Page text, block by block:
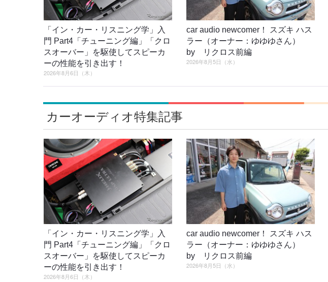
「イン・カー・リスニング学」入
門 Part4「チューニング編」「クロ
スオーバー」を駆使してスピーカ
ーの性能を引き出す！
2026年8月6日（木）
car audio newcomer！ スズキ ハス
ラー（オーナー：ゆゆゆさん）
by リクロス前編
2026年8月5日（水）
カーオーディオ特集記事
「イン・カー・リスニング学」入
門 Part4「チューニング編」「クロ
スオーバー」を駆使してスピーカ
ーの性能を引き出す！
2026年8月6日（木）
car audio newcomer！ スズキ ハス
ラー（オーナー：ゆゆゆさん）
by リクロス前編
2026年8月5日（水）